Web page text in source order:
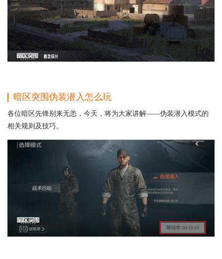
暗区突围伪装潜入怎么玩
各位暗区先锋别来无恙，今天，将为大家讲解——伪装潜入模式的
相关规则及技巧。